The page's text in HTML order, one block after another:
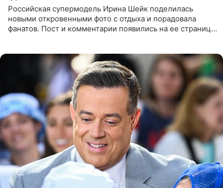
Российская супермодель Ирина Шейк поделилась
новыми откровенными фото с отдыха и порадовала
фанатов. Пост и комментарии появились на ее странице